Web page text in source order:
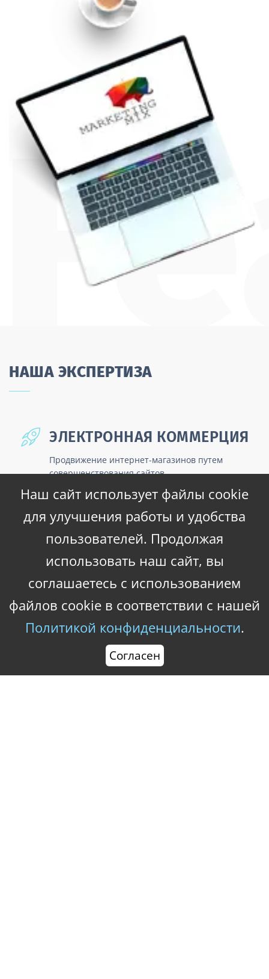
НАША ЭКСПЕРТИЗА
ЭЛЕКТРОННАЯ КОММЕРЦИЯ
Продвижение интернет-магазинов путем
совершенствования сайтов.
DIGITAL СТРАТЕГИЯ
Контент-план в нашем деле определяет успех,
поэтому его создают только профессиональные
АВТОМАТИЗАЦИЯ
МАРКЕТИНГА
Повышаем охват целевой аудитории наиболее
подходящими для вашей ниши средствами.
Наш сайт использует файлы cookie
для улучшения работы и удобства
пользователей. Продолжая
использовать наш сайт, вы
соглашаетесь с использованием
файлов cookie в соответствии с нашей
Политикой конфиденциальности.
Согласен